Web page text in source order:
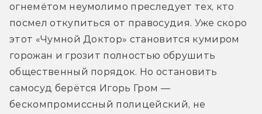
огнемётом неумолимо преследует тех, кто
посмел откупиться от правосудия. Уже скоро
этот «Чумной Доктор» становится кумиром
горожан и грозит полностью обрушить
общественный порядок. Но остановить
самосуд берётся Игорь Гром —
бескомпромиссный полицейский, не